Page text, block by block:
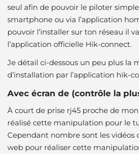
seul afin de pouvoir le piloter
smartphone ou via l’application
pouvoir l’installer sur ton réseau il
l’application officielle Hik-connect.
Je détail ci-dessous un peu plus la
d’installation par l’application hik-
Avec écran de (contrôle la
À court de prise rj45 proche de mon
réalisé cette manipulation pour le
Cependant nombre sont les vidéos
web pour réaliser cette